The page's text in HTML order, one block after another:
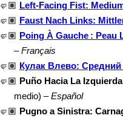
🤛🏽 Left-Facing Fist:
🤛🏽 Faust Nach Links:
🤛🏽 Poing À Gauche : Peau
–Français
🤛🏽 Кулак Влево:
🤛🏽 Puño Hacia La
medio) –Español
🤛🏽 Pugno a Sinistra: